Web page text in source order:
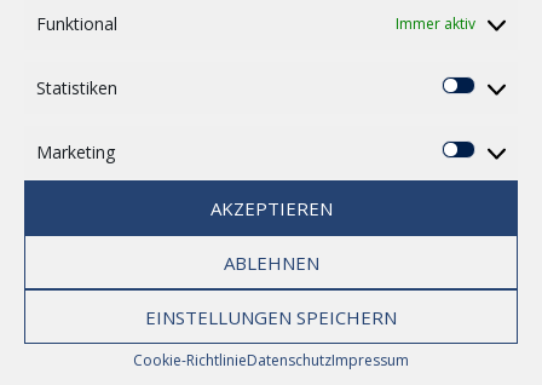
Funktional Immer aktiv
Statistiken
Marketing
AKZEPTIEREN
ABLEHNEN
EINSTELLUNGEN SPEICHERN
Cookie-RichtlinieDatenschutzImpressum
Militärverwaltung. Bereits am 23. August 1946 ernannte die
Ministerpräsidenten.
Meister erinnerte an Worte des damaligen hannoverschen
Landesbischofs August Marahrens zum Gründungstag des
Niedersächsischen Landtages. «Am 23. August hat sich im
die weitere Entwicklung unserer Heimat von entscheidender
nicht ohne Segenswunsch vorübergehen kann.»
Bereits damals hätten die neuen Minister und die